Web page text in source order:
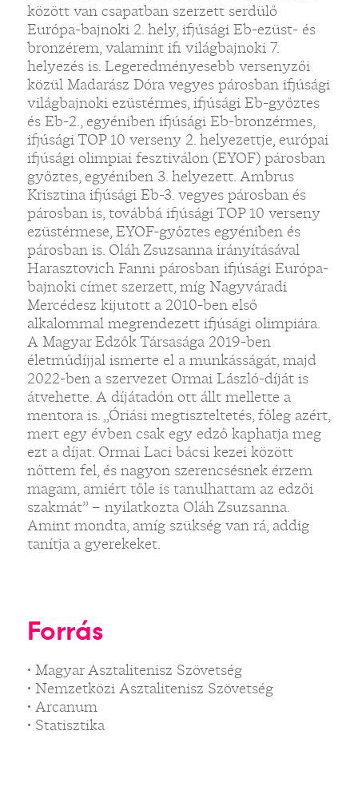
között van csapatban szerzett serdülő
Európa-bajnoki 2. hely, ifjúsági Eb-ezüst- és
bronzérem, valamint ifi világbajnoki 7.
helyezés is. Legeredményesebb versenyzői
közül Madarász Dóra vegyes párosban ifjúsági
világbajnoki ezüstérmes, ifjúsági Eb-győztes
és Eb-2., egyéniben ifjúsági Eb-bronzérmes,
ifjúsági TOP 10 verseny 2. helyezettje, európai
ifjúsági olimpiai fesztiválon (EYOF) párosban
győztes, egyéniben 3. helyezett. Ambrus
Krisztina ifjúsági Eb-3. vegyes párosban és
párosban is, továbbá ifjúsági TOP 10 verseny
ezüstérmese, EYOF-győztes egyéniben és
párosban is. Oláh Zsuzsanna irányításával
Harasztovich Fanni párosban ifjúsági Európa-
bajnoki címet szerzett, míg Nagyváradi
Mercédesz kijutott a 2010-ben első
alkalommal megrendezett ifjúsági olimpiára.
A Magyar Edzők Társasága 2019-ben
életműdíjjal ismerte el a munkásságát, majd
2022-ben a szervezet Ormai László-díját is
átvehette. A díjátadón ott állt mellette a
mentora is. „Óriási megtiszteltetés, főleg azért,
mert egy évben csak egy edző kaphatja meg
ezt a díjat. Ormai Laci bácsi kezei között
nőttem fel, és nagyon szerencsésnek érzem
magam, amiért tőle is tanulhattam az edzői
szakmát” – nyilatkozta Oláh Zsuzsanna.
Amint mondta, amíg szükség van rá, addig
tanítja a gyerekeket.
Forrás
• Magyar Asztalitenisz Szövetség
• Nemzetközi Asztalitenisz Szövetség
• Arcanum
• Statisztika